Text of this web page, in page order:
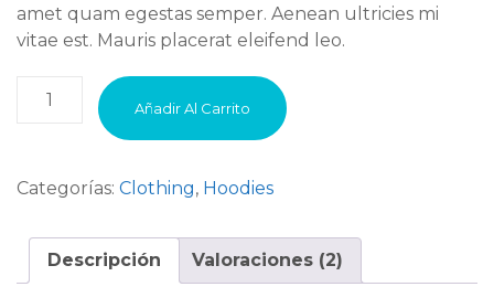
amet quam egestas semper. Aenean ultricies mi
vitae est. Mauris placerat eleifend leo.
Happy
Añadir Al Carrito
Categorías: Clothing, Hoodies
Descripción Valoraciones (2)